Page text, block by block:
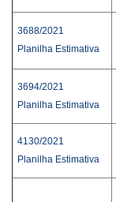
3688/2021
Planilha Estimativa
3694/2021
Planilha Estimativa
4130/2021
Planilha Estimativa